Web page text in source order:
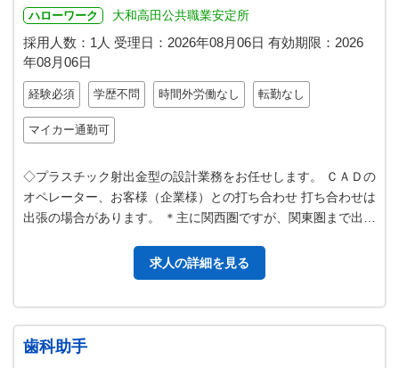
ハローワーク 大和高田公共職業安定所
採用人数：1人 受理日： 2026年08月06日 有効期限： 2026
年08月06日
経験必須 学歴不問 時間外労働なし 転勤なし
マイカー通勤可
◇プラスチック射出金型の設計業務をお任せします。 ＣＡＤの
オペレーター、お客様（企業様）との打ち合わせ 打ち合わせは
出張の場合があります。 ＊主に関西圏ですが、関東圏まで出向
求人の詳細を見る
歯科助手